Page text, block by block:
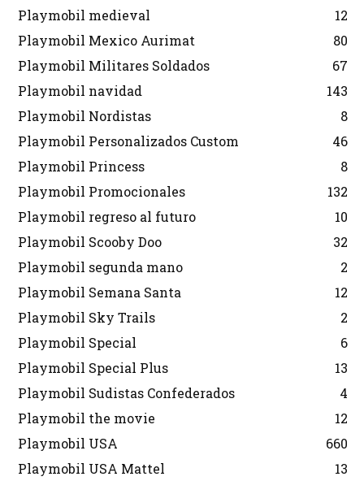
Playmobil medieval
12
Playmobil Mexico Aurimat
80
Playmobil Militares Soldados
67
Playmobil navidad
143
Playmobil Nordistas
8
Playmobil Personalizados Custom
46
Playmobil Princess
8
Playmobil Promocionales
132
Playmobil regreso al futuro
10
Playmobil Scooby Doo
32
Playmobil segunda mano
2
Playmobil Semana Santa
12
Playmobil Sky Trails
2
Playmobil Special
6
Playmobil Special Plus
13
Playmobil Sudistas Confederados
4
Playmobil the movie
12
Playmobil USA
660
Playmobil USA Mattel
13